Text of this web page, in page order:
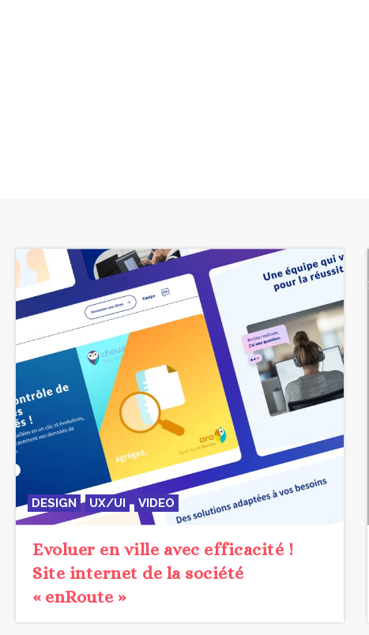
DESIGN UX/UI VIDEO
Evoluer en ville avec efficacité !
Site internet de la société
« enRoute »